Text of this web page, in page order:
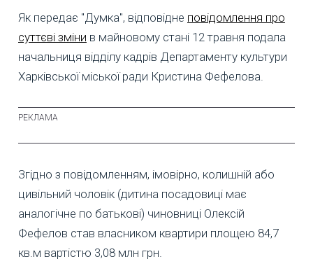
Як передає "Думка", відповідне повідомлення про
суттєві зміни в майновому стані 12 травня подала
начальниця відділу кадрів Департаменту культури
Харківської міської ради Кристина Фефелова.
Згідно з повідомленням, імовірно, колишній або
цивільний чоловік (дитина посадовиці має
аналогічне по батькові) чиновниці Олексій
Фефелов став власником квартири площею 84,7
кв.м вартістю 3,08 млн грн.